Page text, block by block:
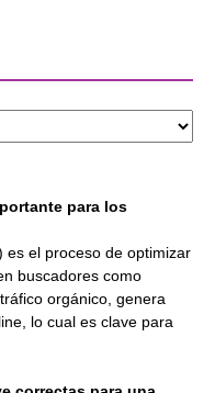
para los
es el proceso de optimizar
buscadores como
orgánico, genera
lo cual es clave para